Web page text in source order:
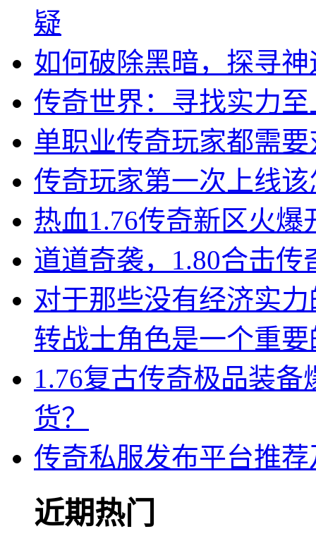
疑
如何破除黑暗，探寻
传奇世界：寻找实力
单职业传奇玩家都需
传奇玩家第一次上线
热血1.76传奇新区火
道道奇袭，1.80合击传
对于那些没有经济实
转战士角色是一个重
1.76复古传奇极品装
货？
传奇私服发布平台推
近期热门